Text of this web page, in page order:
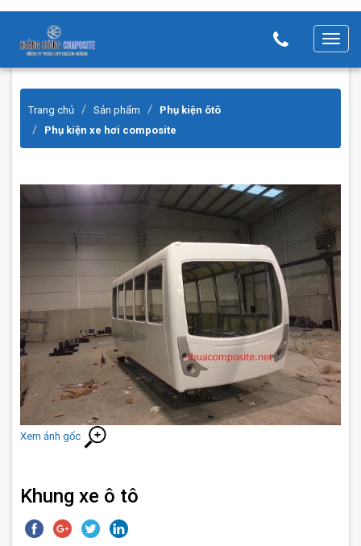
T
a
i
g
a
t
i
o
n
Trang chủ Sản phẩm
Phụ kiện ôtô
Phụ kiện xe hơi composite
Xem ảnh gốc
Khung xe ô tô